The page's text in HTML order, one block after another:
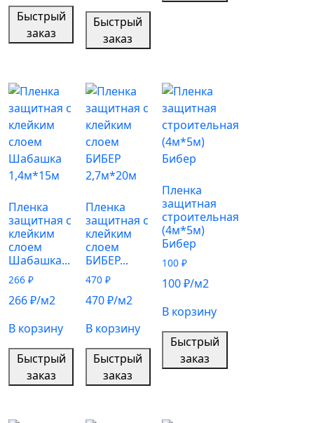
Быстрый
заказ
Быстрый
заказ
Пленка
защитная с
клейким
слоем
Шабашка...
266 ₽
266₽/м2
В корзину
Быстрый
заказ
Пленка
защитная с
клейким
слоем
БИБЕР...
470 ₽
470₽/м2
В корзину
Быстрый
заказ
Пленка
защитная
строительная
(4м*5м)
Бибер
100₽
100₽/м2
В корзину
Быстрый
заказ